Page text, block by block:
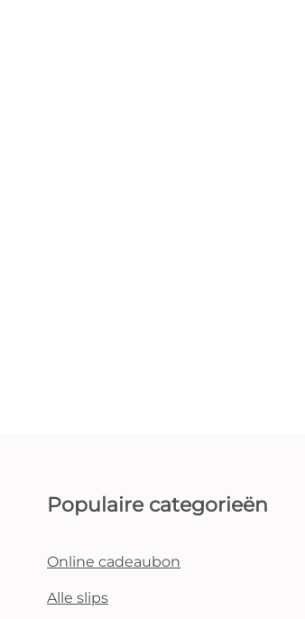
Populaire categorieën
Online cadeaubon
Alle slips